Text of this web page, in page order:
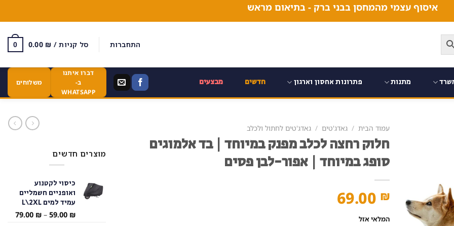
איסוף עצמי מהמחסן בבני ברק - בתיאום מראש
התחברות סל קניות / 0.00 ₪
0
מתנות פתרונות אחסון וארגון חדשים מבצעים
דברו איתנו
ב-
WHATSAPP
משלוחים
עמוד הבית / גאדג'טים / גאדג'טים לחתול ולכלב
חלוק רחצה לכלב מפנק במיוחד | בד אלמוגים
סופג במיוחד | אפור-לבן פסים
69.00 ₪
המלאי אזל
מוצרים חדשים
כיסוי לקטנוע
ואופניים חשמליים
עמיד למים L\2XL
59.00 ₪
–
79.00 ₪
טווח